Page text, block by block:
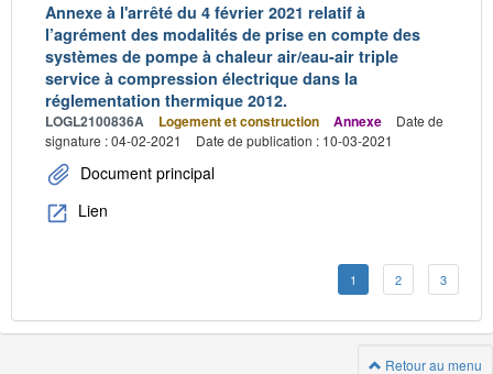
Annexe à l'arrêté du 4 février 2021 relatif à
l’agrément des modalités de prise en compte des
systèmes de pompe à chaleur air/eau-air triple
service à compression électrique dans la
réglementation thermique 2012.
LOGL2100836A Logement et construction Annexe
Date de
signature : 04-02-2021
Date de publication : 10-03-2021
Document principal
Lien
1 2 3
Retour au menu